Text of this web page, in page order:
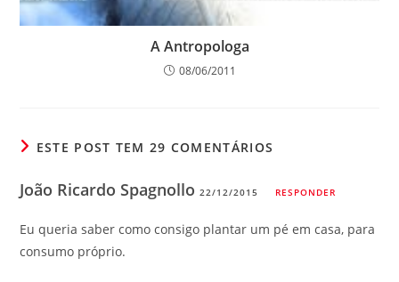
A Antropologa
08/06/2011
ESTE POST TEM 29 COMENTÁRIOS
João Ricardo Spagnollo22/12/2015 RESPONDER
Eu queria saber como consigo plantar um pé em casa, para
consumo próprio.